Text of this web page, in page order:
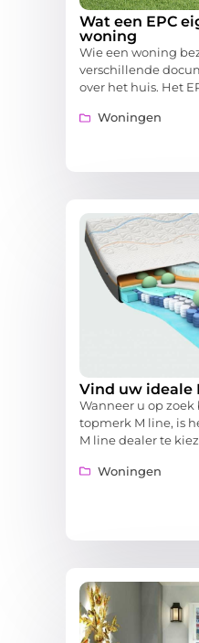
Wat een EPC
woning
Wie een woning
verschillende
over het huis. Het
Woningen
Vind uw ideale
Wanneer u op
topmerk M line, is
M line dealer te
Woningen